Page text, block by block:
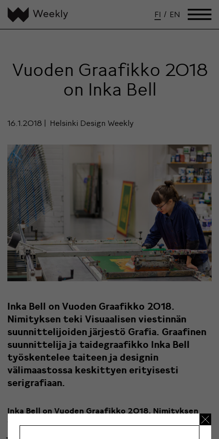
FI / EN
Vuoden Graafikko 2018
on Inka Bell
16.1.2018 Helsinki Design Weekly
Inka Bell on Vuoden Graafikko 2018.
Nimityksen teki Visuaalisen viestinnän
suunnittelijoiden järjestö Grafia. Graafinen
suunnittelija ja taidegraafikko Inka Bell
työskentelee taiteen ja designin
välimaastossa keskittyen erityisesti
serigrafiaan.
Inka Bell on Vuoden Graafikko 2018. Nimityksen